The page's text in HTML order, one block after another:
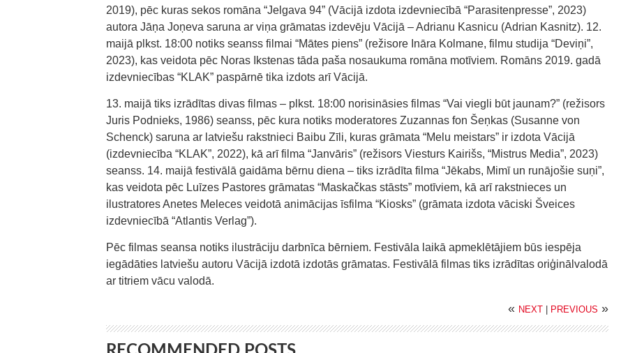
2019), pēc kuras sekos romāna “Jelgava 94” (Vācijā izdota izdevniecībā “Parasitenpresse”, 2023)
autora Jāņa Joņeva saruna ar viņa grāmatas izdevēju Vācijā – Adrianu Kasnicu (Adrian Kasnitz). 12.
maijā plkst. 18:00 notiks seanss filmai “Mātes piens” (režisore Ināra Kolmane, filmu studija “Deviņi”,
2023), kas veidota pēc Noras Ikstenas tāda paša nosaukuma romāna motīviem. Romāns 2019. gadā
izdevniecības “KLAK” paspārnē tika izdots arī Vācijā.
13. maijā tiks izrādītas divas filmas – plkst. 18:00 norisināsies filmas “Vai viegli būt jaunam?” (režisors
Juris Podnieks, 1986) seanss, pēc kura notiks moderatores Zuzannas fon Šeņkas (Susanne von
Schenck) saruna ar latviešu rakstnieci Baibu Zīli, kuras grāmata “Melu meistars” ir izdota Vācijā
(izdevniecība “KLAK”, 2022), kā arī filma “Janvāris” (režisors Viesturs Kairišs, “Mistrus Media”, 2023)
seanss. 14. maijā festivālā gaidāma bērnu diena – tiks izrādīta filma “Jēkabs, Mimī un runājošie suņi”,
kas veidota pēc Luīzes Pastores grāmatas “Maskačkas stāsts” motīviem, kā arī rakstnieces un
ilustratores Anetes Meleces veidotā animācijas īsfilma “Kiosks” (grāmata izdota vāciski Šveices
izdevniecībā “Atlantis Verlag”).
Pēc filmas seansa notiks ilustrāciju darbnīca bērniem. Festivāla laikā apmeklētājiem būs iespēja
iegādāties latviešu autoru Vācijā izdotā izdotās grāmatas. Festivālā filmas tiks izrādītas oriģinālvalodā
ar titriem vācu valodā.
« NEXT | PREVIOUS »